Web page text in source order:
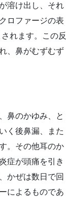
溶け出し、それ
ロファージの表
れます。この反
、鼻がむずむず
鼻のかゆみ、と
く後鼻漏、また
。その他耳のか
症が頭痛を引き
かぜは数日で回
によるものであ